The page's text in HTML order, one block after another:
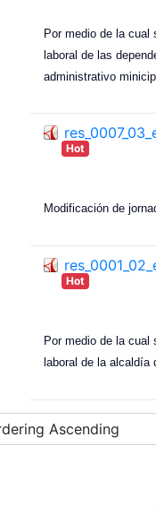
Por medio de la cual
laboral de las
administrativo
Hot
Modificación de
Hot
Por medio de la cual
laboral de la alcaldía